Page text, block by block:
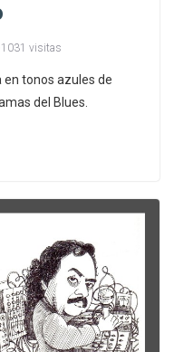
1031 visitas
en tonos azules de
del Blues.